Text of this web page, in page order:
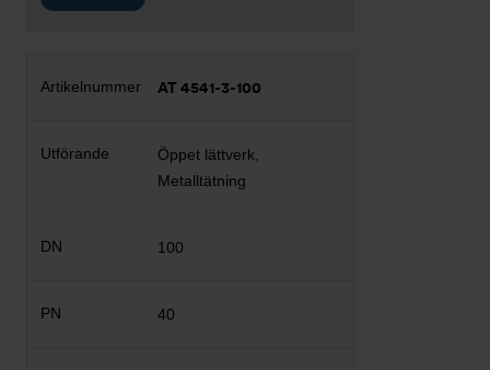
AT 4541-3-100
Öppet lättverk,
Metalltätning
100
40